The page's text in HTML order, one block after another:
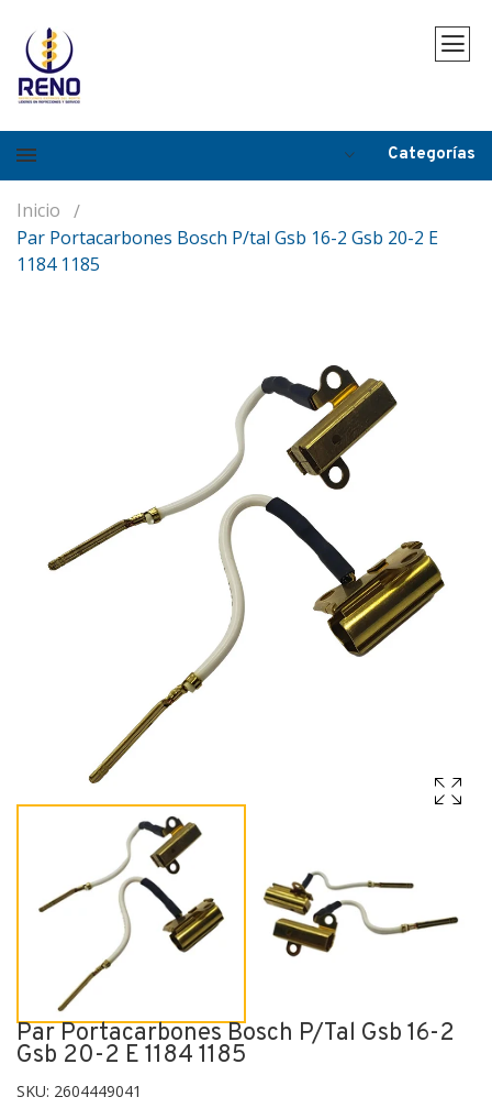
Categorías
Inicio
Par Portacarbones Bosch P/tal Gsb 16-2 Gsb 20-2 E
1184 1185
Par Portacarbones Bosch P/tal Gsb 16-2
Gsb 20-2 E 1184 1185
SKU: 2604449041